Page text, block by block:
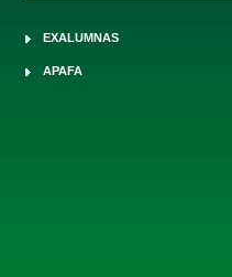
EXALUMNAS
APAFA